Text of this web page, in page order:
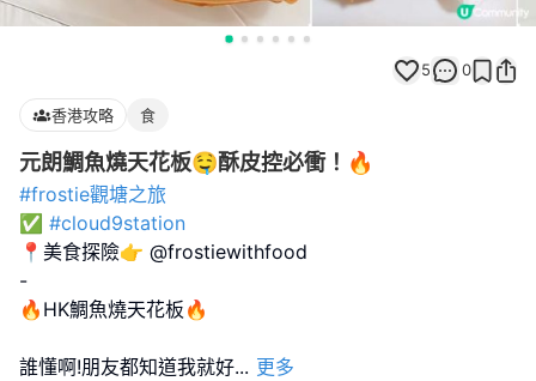
5 0
香港攻略 食
元朗鯛魚燒天花板🤤酥皮控必衝！🔥
#frostie觀塘之旅
✅ #cloud9station
📍美食探險👉 @frostiewithfood
-
🔥HK鯛魚燒天花板🔥
誰懂啊!朋友都知道我就好... 更多